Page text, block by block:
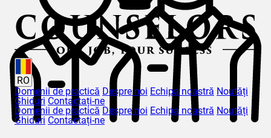
RO
Domenii de practică Despre noi Echipa noastră Noutăți
Ghiduri Contactați-ne
Domenii de practică Despre noi Echipa noastră Noutăți
Ghiduri Contactați-ne